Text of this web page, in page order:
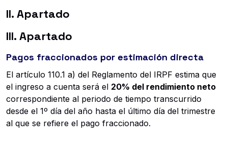
II. Apartado
III. Apartado
Pagos fraccionados por estimación directa
El artículo 110.1 a) del Reglamento del IRPF estima que
el ingreso a cuenta será el 20% del rendimiento neto
correspondiente al periodo de tiempo transcurrido
desde el 1º día del año hasta el último día del trimestre
al que se refiere el pago fraccionado.